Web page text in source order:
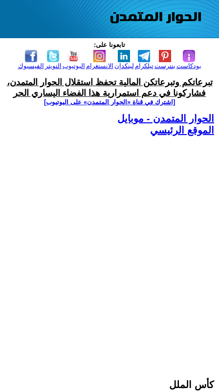
تابعونا على:
الفيسبوك التويتر اليوتيوب الانستغرام لينكدإن تيلكرامبنترست بودكاست
تبرعاتكم وتبرعاتكن المالية تحفظ استقلال الحوار المتمدن،
فشاركونا في دعم استمرارية هذا الفضاء اليساري الحر
[اشترك في قناة ‫«الحوار المتمدن» على اليوتيوب]
الحوار المتمدن - موبايل
الموقع الرئيسي
كأس الملل